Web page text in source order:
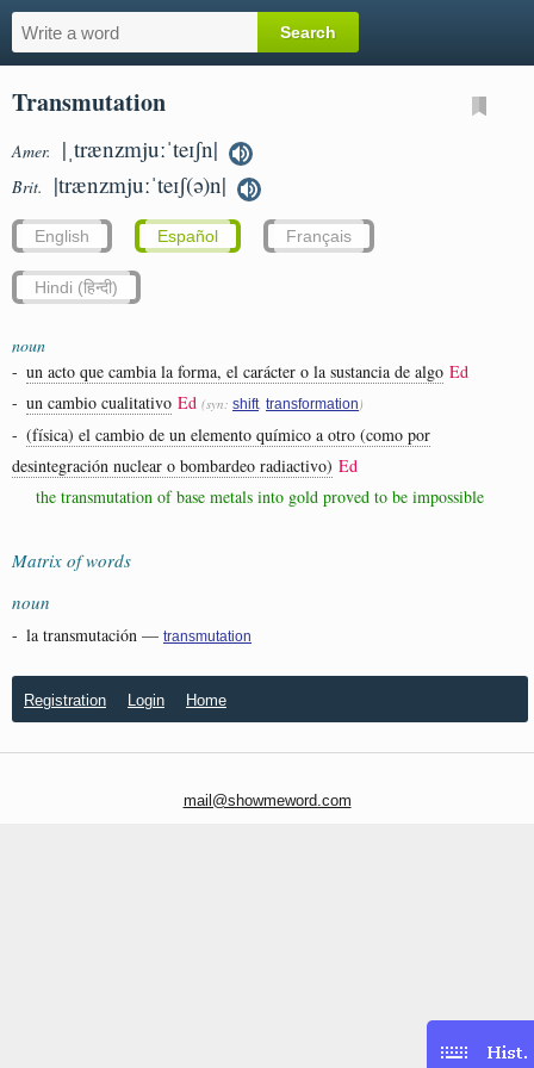
Transmutation
Amer. |ˌtrænzmjuːˈteɪʃn|
Brit. |trænzmjuːˈteɪʃ(ə)n|
English Español Français
Hindi (हिन्दी)
noun
- un acto que cambia la forma, el carácter o la sustancia de algo Ed
- un cambio cualitativo Ed (syn: shift transformation )
- (física) el cambio de un elemento químico a otro (como por
desintegración nuclear o bombardeo radiactivo) Ed
the transmutation of base metals into gold proved to be impossible
Matrix of words
noun
- la transmutación — transmutation
Registration Login Home
mail@showmeword.com